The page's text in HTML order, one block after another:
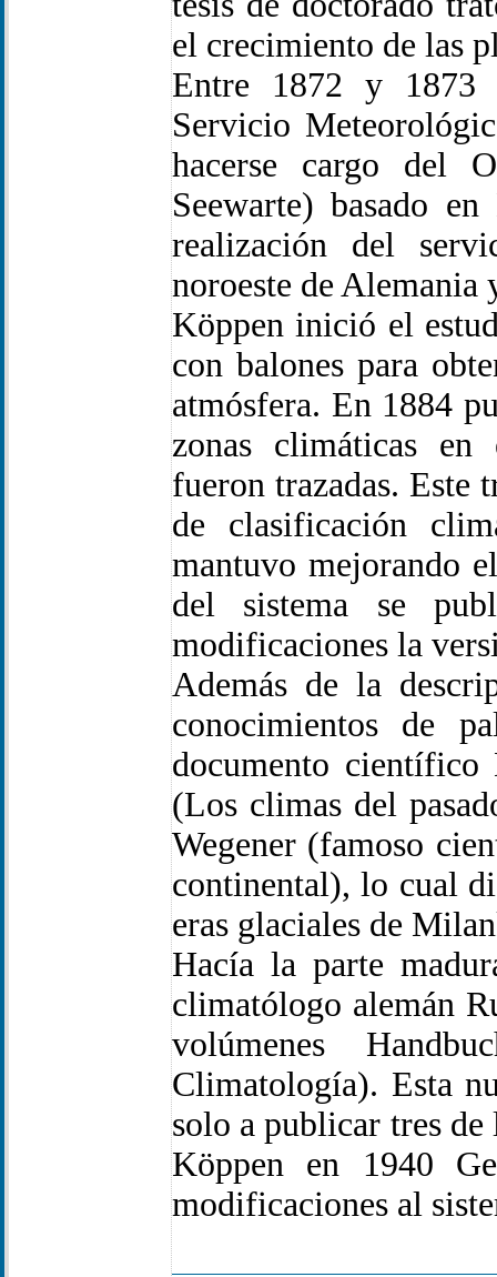
el crecimiento de las
Entre 1872 y 1873
Servicio
hacerse cargo del
Seewarte) basado
realización del
noroeste de Alemania
Köppen inició el
con balones para
atmósfera. En 1884
zonas climáticas en
fueron trazadas. Este
de clasificación
mantuvo mejorando
del sistema se
modificaciones la
Además de la
conocimientos de
documento
(Los climas del
Wegener (famoso
continental), lo cual
eras glaciales de
Hacía la parte
climatólogo alemán
volúmenes
Climatología). Esta
solo a publicar tres de
Köppen en 1940
modificaciones al